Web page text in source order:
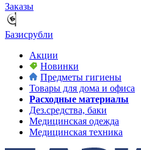
Заказы
Базисрубли
Акции
Новинки
Предметы гигиены
Товары для дома и офиса
Расходные материалы
Дез.средства, баки
Медицинская одежда
Медицинская техника